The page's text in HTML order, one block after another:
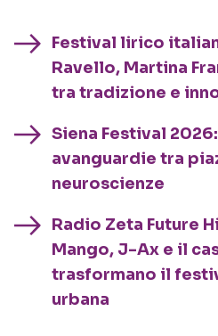
Festival lirico
Ravello, Martina
tra tradizione e
Siena Festival
avanguardie tra
neuroscienze
Radio Zeta Future
Mango, J-Ax e il
trasformano il
urbana